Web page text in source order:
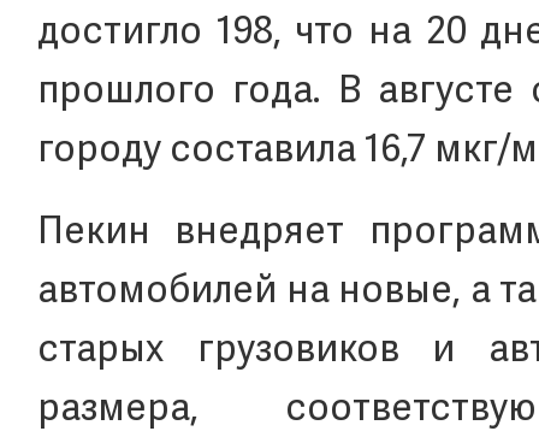
достигло 198, что на 20
прошлого года. В
городу составила 16,7 мкг/
Пекин внедряет
автомобилей на новые, а
старых грузовиков и
размера,